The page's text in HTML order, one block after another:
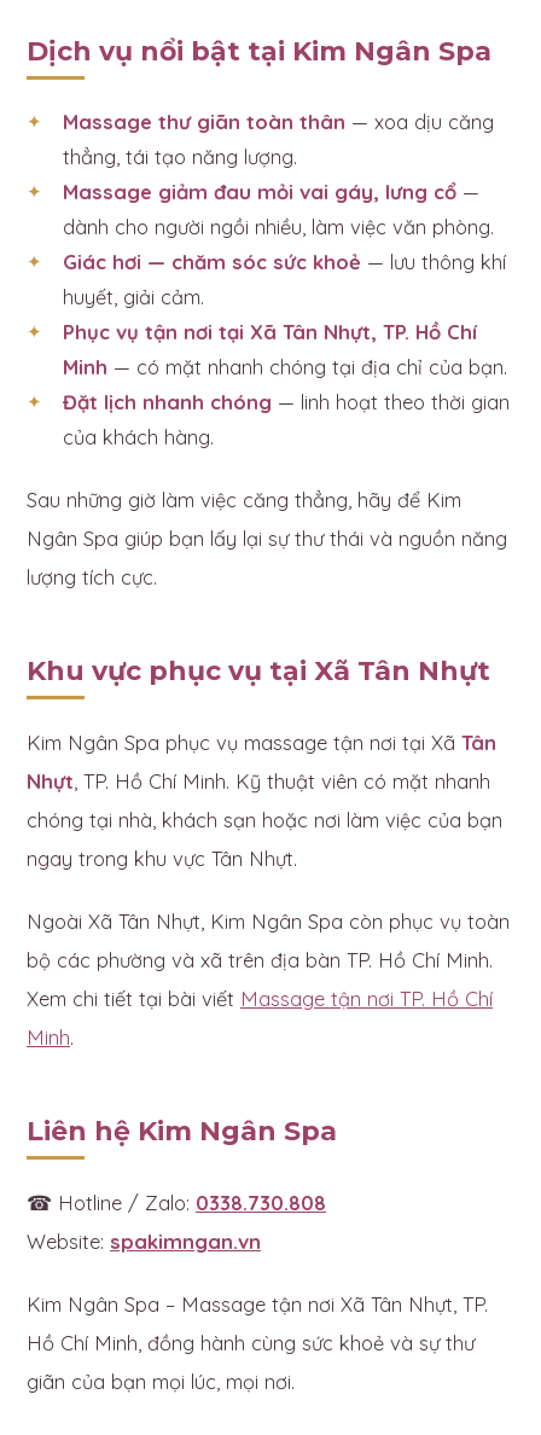
Dịch vụ nổi bật tại Kim Ngân Spa
Massage thư giãn toàn thân — xoa dịu căng
thẳng, tái tạo năng lượng.
Massage giảm đau mỏi vai gáy, lưng cổ —
dành cho người ngồi nhiều, làm việc văn phòng.
Giác hơi — chăm sóc sức khoẻ — lưu thông khí
huyết, giải cảm.
Phục vụ tận nơi tại Xã Tân Nhựt, TP. Hồ Chí
Minh — có mặt nhanh chóng tại địa chỉ của bạn.
Đặt lịch nhanh chóng — linh hoạt theo thời gian
của khách hàng.
Sau những giờ làm việc căng thẳng, hãy để Kim
Ngân Spa giúp bạn lấy lại sự thư thái và nguồn năng
lượng tích cực.
Khu vực phục vụ tại Xã Tân Nhựt
Kim Ngân Spa phục vụ massage tận nơi tại Xã Tân
Nhựt , TP. Hồ Chí Minh. Kỹ thuật viên có mặt nhanh
chóng tại nhà, khách sạn hoặc nơi làm việc của bạn
ngay trong khu vực Tân Nhựt.
Ngoài Xã Tân Nhựt, Kim Ngân Spa còn phục vụ toàn
bộ các phường và xã trên địa bàn TP. Hồ Chí Minh.
Xem chi tiết tại bài viết Massage tận nơi TP. Hồ Chí
Minh.
Liên hệ Kim Ngân Spa
☎ Hotline / Zalo: 0338.730.808
Website: spakimngan.vn
Kim Ngân Spa – Massage tận nơi Xã Tân Nhựt, TP.
Hồ Chí Minh, đồng hành cùng sức khoẻ và sự thư
giãn của bạn mọi lúc, mọi nơi.